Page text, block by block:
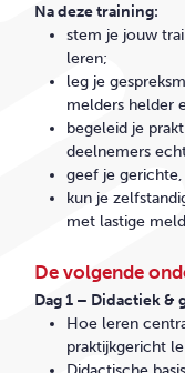
Na deze training:
stem je jouw
leren;
leg je
melders helder
begeleid je
deelnemers
geef je
kun je
met lastige
De volgende
Dag 1 – Didactiek &
Hoe leren
praktijkgericht